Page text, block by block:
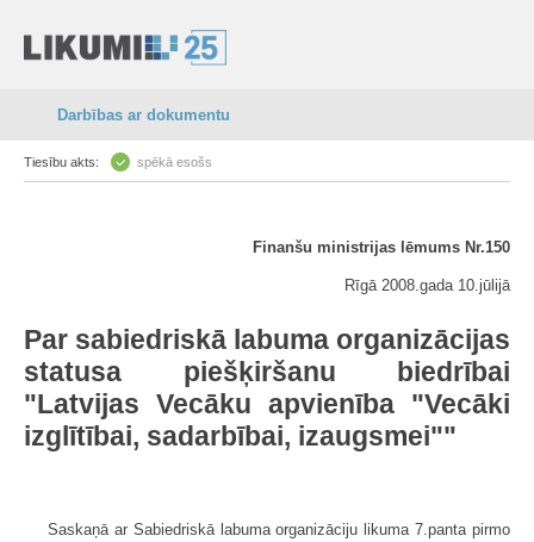
Darbības ar dokumentu
Tiesību akts: spēkā esošs
Finanšu ministrijas lēmums Nr.150
Rīgā 2008.gada 10.jūlijā
Par sabiedriskā labuma organizācijas
statusa piešķiršanu biedrībai
"Latvijas Vecāku apvienība "Vecāki
izglītībai, sadarbībai, izaugsmei""
Saskaņā ar Sabiedriskā labuma organizāciju likuma 7.panta pirmo